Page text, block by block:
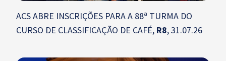
ACS ABRE INSCRIÇÕES PARA A 88ª TURMA DO
CURSO DE CLASSIFICAÇÃO DE CAFÉ, R8, 31.07.26